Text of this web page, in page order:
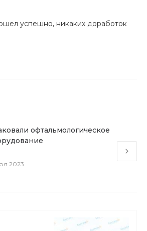
успешно, никаких доработок
офтальмологическое
2023